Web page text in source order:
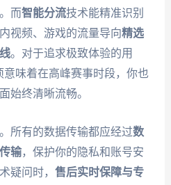
而智能分流技术能精准识别
视频、游戏的流量导向精选
。对于追求极致体验的用
意味着在高峰赛事时段，你也
始终清晰流畅。
所有的数据传输都应经过数
输，保护你的隐私和账号安
疑问时， 售后实时保障与专